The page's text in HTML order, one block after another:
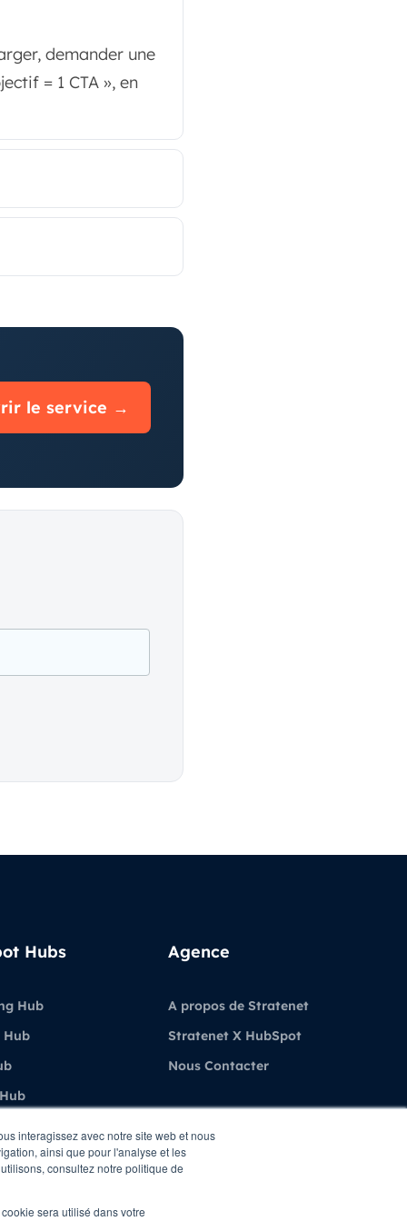
interagissez avec notre site web et nous
ainsi que pour l'analyse et les
consultez notre politique de
sera utilisé dans votre
demander une
= 1 CTA », en
le service →
Hubs
Hub
Agence
A propos de Stratenet
Stratenet X HubSpot
Nous Contacter